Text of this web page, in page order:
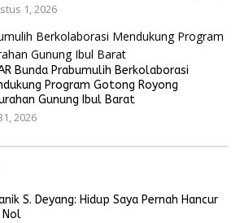
1, 2026
Bunda Prabumulih Berkolaborasi
Program Gotong Royong
Gunung Ibul Barat
2026
S. Deyang: Hidup Saya Pernah Hancur
Nol